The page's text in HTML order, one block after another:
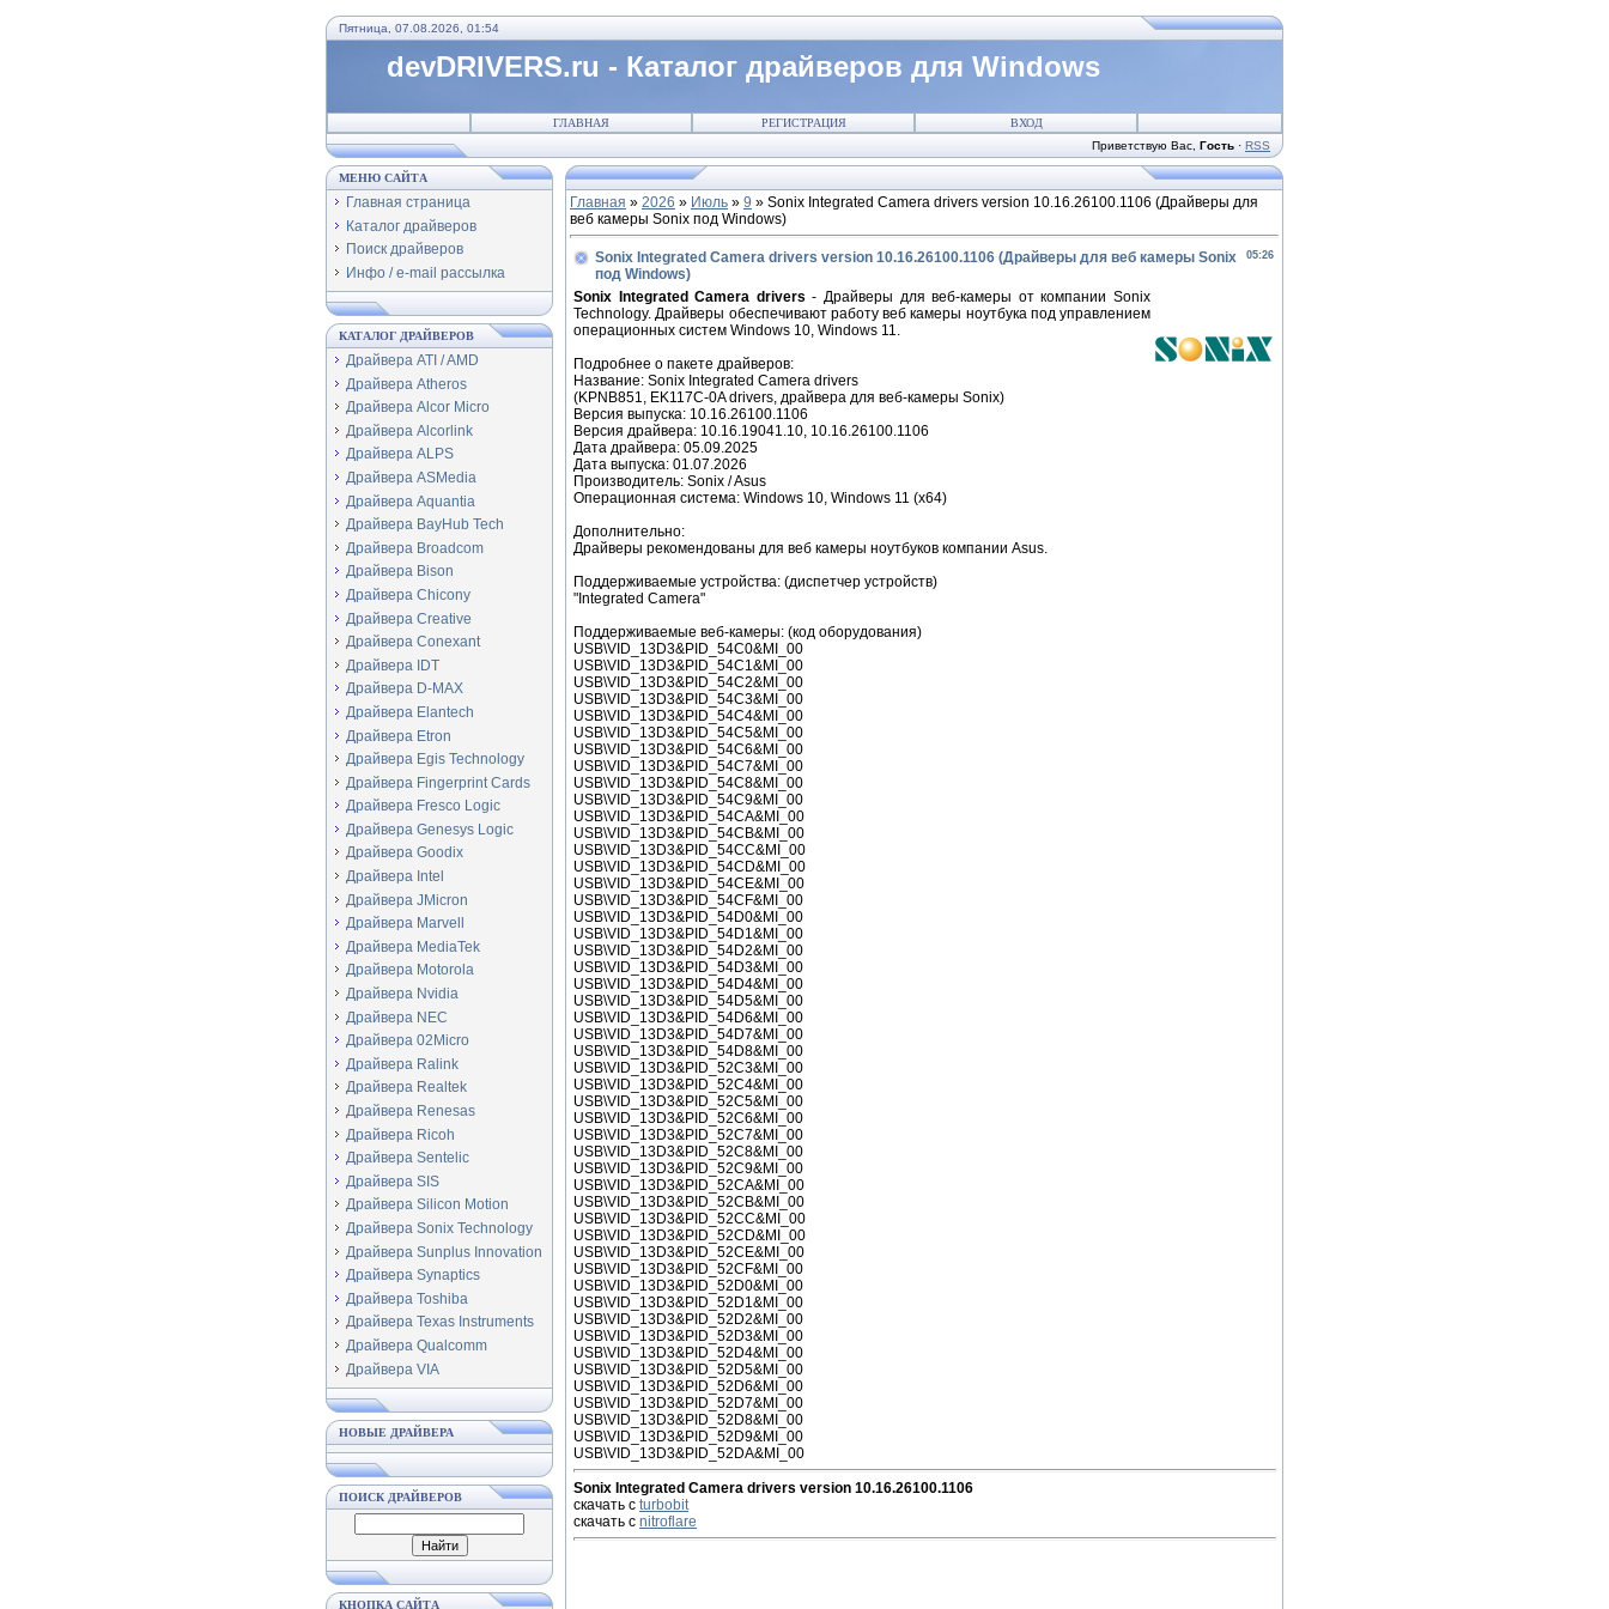
Пятница, 07.08.2026, 01:54
devDRIVERS.ru - Каталог драйверов для Windows
ГЛАВНАЯ РЕГИСТРАЦИЯ
ВХОД
Приветствую Вас Гость · RSS
МЕНЮ САЙТА
Главная страница
Каталог драйверов
Поиск драйверов
Инфо / e-mail рассылка
КАТАЛОГ ДРАЙВЕРОВ
Драйвера ATI / AMD
Драйвера Atheros
Драйвера Alcor Micro
Драйвера Alcorlink
Драйвера ALPS
Драйвера ASMedia
Драйвера Aquantia
Драйвера BayHub Tech
Драйвера Broadcom
Драйвера Bison
Драйвера Chicony
Драйвера Creative
Драйвера Conexant
Драйвера IDT
Драйвера D-MAX
Драйвера Elantech
Драйвера Etron
Драйвера Egis Technology
Драйвера Fingerprint Cards
Драйвера Fresco Logic
Драйвера Genesys Logic
Драйвера Goodix
Драйвера Intel
Драйвера JMicron
Драйвера Marvell
Драйвера MediaTek
Драйвера Motorola
Драйвера Nvidia
Драйвера NEC
Драйвера 02Micro
Драйвера Ralink
Драйвера Realtek
Драйвера Renesas
Драйвера Ricoh
Драйвера Sentelic
Драйвера SIS
Драйвера Silicon Motion
Драйвера Sonix Technology
Драйвера Sunplus Innovation
Драйвера Synaptics
Драйвера Toshiba
Драйвера Texas Instruments
Драйвера Qualcomm
Драйвера VIA
НОВЫЕ ДРАЙВЕРА
ПОИСК ДРАЙВЕРОВ
КНОПКА САЙТА
Главная » 2026 » Июль » 9 » Sonix Integrated Camera drivers version 10.16.26100.1106 (Драйверы для
веб камеры Sonix под Windows)
05:26
Sonix Integrated Camera drivers version 10.16.26100.1106 (Драйверы для веб камеры Sonix
под Windows)
Sonix Integrated Camera drivers - Драйверы для веб-камеры от компании Sonix
Technology. Драйверы обеспечивают работу веб камеры ноутбука под управлением
операционных систем Windows 10, Windows 11.
Подробнее о пакете драйверов:
Название: Sonix Integrated Camera drivers
(KPNB851, EK117C-0A drivers, драйвера для веб-камеры Sonix)
Версия выпуска: 10.16.26100.1106
Версия драйвера: 10.16.19041.10, 10.16.26100.1106
Дата драйвера: 05.09.2025
Дата выпуска: 01.07.2026
Производитель: Sonix / Asus
Операционная система: Windows 10, Windows 11 (x64)
Дополнительно:
Драйверы рекомендованы для веб камеры ноутбуков компании Asus.
Поддерживаемые устройства: (диспетчер устройств)
"Integrated Camera"
Поддерживаемые веб-камеры: (код оборудования)
USB\VID_13D3&PID_54C0&MI_00
USB\VID_13D3&PID_54C1&MI_00
USB\VID_13D3&PID_54C2&MI_00
USB\VID_13D3&PID_54C3&MI_00
USB\VID_13D3&PID_54C4&MI_00
USB\VID_13D3&PID_54C5&MI_00
USB\VID_13D3&PID_54C6&MI_00
USB\VID_13D3&PID_54C7&MI_00
USB\VID_13D3&PID_54C8&MI_00
USB\VID_13D3&PID_54C9&MI_00
USB\VID_13D3&PID_54CA&MI_00
USB\VID_13D3&PID_54CB&MI_00
USB\VID_13D3&PID_54CC&MI_00
USB\VID_13D3&PID_54CD&MI_00
USB\VID_13D3&PID_54CE&MI_00
USB\VID_13D3&PID_54CF&MI_00
USB\VID_13D3&PID_54D0&MI_00
USB\VID_13D3&PID_54D1&MI_00
USB\VID_13D3&PID_54D2&MI_00
USB\VID_13D3&PID_54D3&MI_00
USB\VID_13D3&PID_54D4&MI_00
USB\VID_13D3&PID_54D5&MI_00
USB\VID_13D3&PID_54D6&MI_00
USB\VID_13D3&PID_54D7&MI_00
USB\VID_13D3&PID_54D8&MI_00
USB\VID_13D3&PID_52C3&MI_00
USB\VID_13D3&PID_52C4&MI_00
USB\VID_13D3&PID_52C5&MI_00
USB\VID_13D3&PID_52C6&MI_00
USB\VID_13D3&PID_52C7&MI_00
USB\VID_13D3&PID_52C8&MI_00
USB\VID_13D3&PID_52C9&MI_00
USB\VID_13D3&PID_52CA&MI_00
USB\VID_13D3&PID_52CB&MI_00
USB\VID_13D3&PID_52CC&MI_00
USB\VID_13D3&PID_52CD&MI_00
USB\VID_13D3&PID_52CE&MI_00
USB\VID_13D3&PID_52CF&MI_00
USB\VID_13D3&PID_52D0&MI_00
USB\VID_13D3&PID_52D1&MI_00
USB\VID_13D3&PID_52D2&MI_00
USB\VID_13D3&PID_52D3&MI_00
USB\VID_13D3&PID_52D4&MI_00
USB\VID_13D3&PID_52D5&MI_00
USB\VID_13D3&PID_52D6&MI_00
USB\VID_13D3&PID_52D7&MI_00
USB\VID_13D3&PID_52D8&MI_00
USB\VID_13D3&PID_52D9&MI_00
USB\VID_13D3&PID_52DA&MI_00
Sonix Integrated Camera drivers version 10.16.26100.1106
скачать с turbobit
скачать с nitroflare